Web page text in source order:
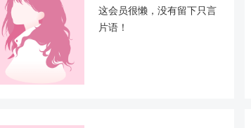
这会员很懒，没有留下只言
片语！